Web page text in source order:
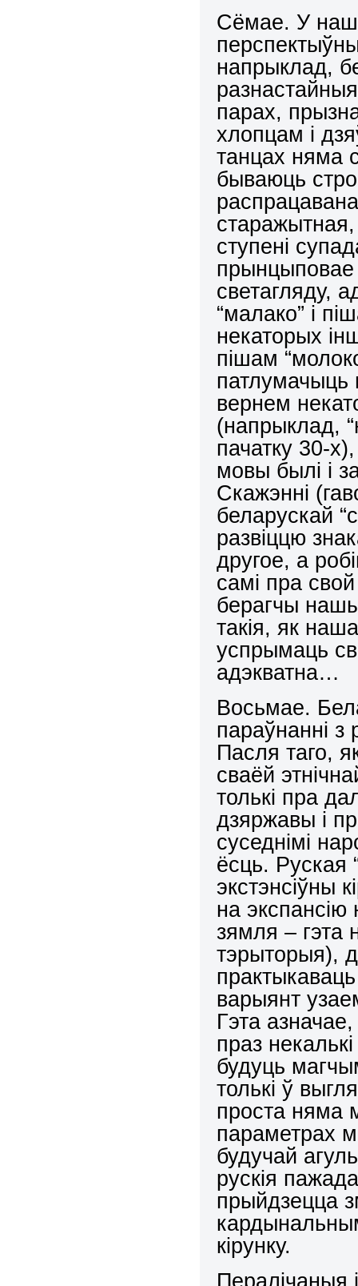
Сёмае. У
напрыклад,
парах,
хлопцам і
танцах няма
бываюць
ступені
прынцыповае
светагляду,
“малако” і
некаторых
пішам
вернем
(напрыклад,
пачатку 30-
мовы былі і
Скажэнні
беларускай
развіццю
другое, а
самі пра
берагчы
такія, як
успрымаць
адэкватна…
Восьмае.
параўнанні з
Пасля таго,
сваёй
толькі пра
дзяржавы і
суседнімі
ёсць. Руская
экстэнсіўны
на экспансію
зямля – гэта
тэрыторыя),
варыянт
Гэта
праз
будуць
толькі ў
проста няма
параметрах
будучай
рускія
прыйдзецца
кірунку.
Пералічаныя